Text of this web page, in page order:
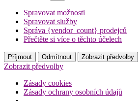
Spravovat možnosti
Spravovat služby
Správa {vendor_count} prodejců
Přečtěte si více o těchto účelech
Příjmout Odmítnout Zobrazit předvolby
Zobrazit předvolby
Zásady cookies
Zásady ochrany osobních údajů